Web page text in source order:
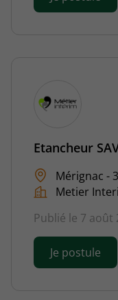
Etancheur
Mérignac -
Metier
Publié le 7 août
Je postule